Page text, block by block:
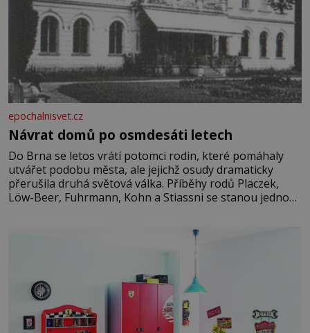
epochalnisvet.cz
Návrat domů po osmdesáti letech
Do Brna se letos vrátí potomci rodin, které pomáhaly
utvářet podobu města, ale jejichž osudy dramaticky
přerušila druhá světová válka. Příběhy rodů Placzek,
Löw-Beer, Fuhrmann, Kohn a Stiassni se stanou jednou
jednoduché. Místa, která si člověk pamatuje z rodinných